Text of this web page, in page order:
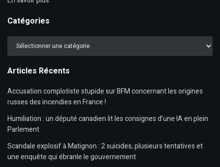
Catégories
Catégories
Articles Récents
Accusation complotiste stupide sur BFM concernant les origines
russes des incendies en France !
Humiliation : un député canadien lit les consignes d’une IA en plein
Parlement
Scandale explosif à Matignon : 2 suicides, plusieurs tentatives et
une enquête qui ébranle le gouvernement